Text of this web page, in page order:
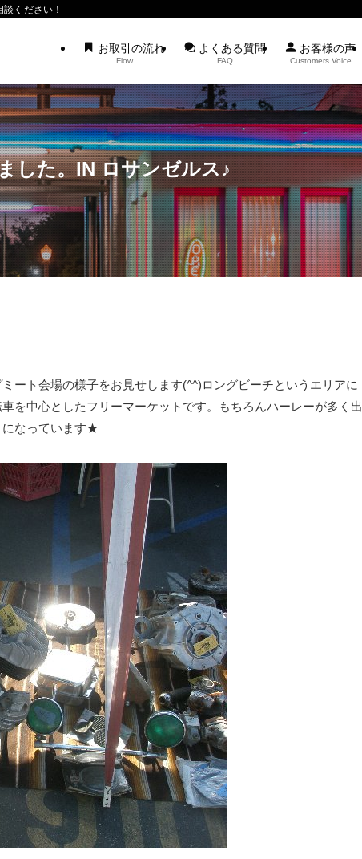
ください！
お取引の流れ
Flow
よくある質問
FAQ
お客様の声
Customers Voice
した。IN ロサンゼルス♪
ート会場の様子をお見せします(^^)ロングビーチというエリアに
を中心としたフリーマーケットです。もちろんハーレーが多く出
になっています★